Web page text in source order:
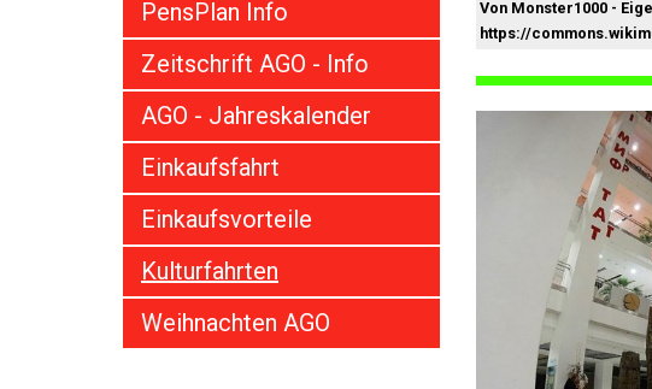
PensPlan Info
Zeitschrift AGO - Info
AGO - Jahreskalender
Einkaufsfahrt
Einkaufsvorteile
Kulturfahrten
Weihnachten AGO
Von Monster1000 -
https://